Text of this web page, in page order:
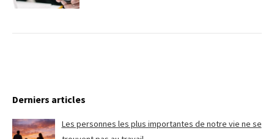
Derniers articles
Les personnes les plus importantes de notre vie ne se